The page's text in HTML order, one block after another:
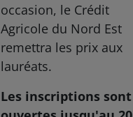
occasion, le Crédit
Agricole du Nord Est
remettra les prix aux
lauréats.
Les inscriptions sont